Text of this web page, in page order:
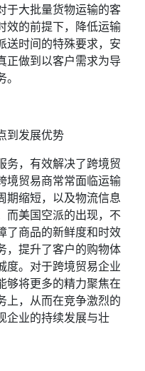
于大批量货物运输的客
效的前提下，降低运输
送时间的特殊要求，安
正做到以客户需求为导
到发展优势
务，有效解决了跨境贸
境贸易商常常面临运输
期缩短，以及物流信息
而美国空派的出现，不
了商品的新鲜度和时效
，提升了客户的购物体
度。对于跨境贸易企业
够将更多的精力聚焦在
上，从而在竞争激烈的
企业的持续发展与壮